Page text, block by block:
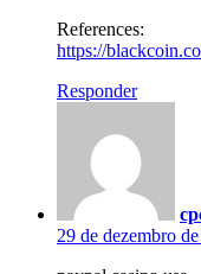
References:
https://
Responder
29 de dezembro